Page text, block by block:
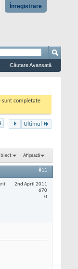
Înregistrare
Căutare Avansată
sunt completate
... Ultimul
Afișează
#11
2nd April 2011
670
0